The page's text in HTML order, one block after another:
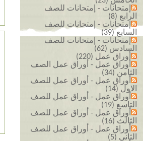
إمتحانات - إمتحانات للصف
الرابع (8)
إمتحانات - إمتحانات للصف
السابع (39)
إمتحانات - إمتحانات للصف
السادس (62)
أوراق عمل (220)
أوراق عمل - أوراق عمل الصف
الثامن (34)
أوراق عمل - أوراق عمل للصف
الاول (14)
أوراق عمل - أوراق عمل للصف
التاسع (19)
أوراق عمل - أوراق عمل للصف
الثالث (16)
أوراق عمل - أوراق عمل للصف
الثاني (5)